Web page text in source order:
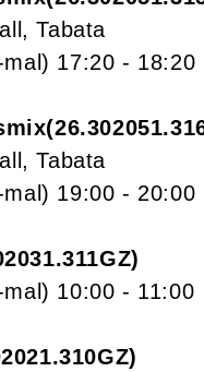
Tabata
17:20 - 18:20
Tabata
19:00 - 20:00
10:00 - 11:00